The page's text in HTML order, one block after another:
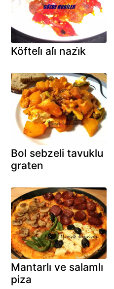
Köfteli̇ ali̇ nazi̇k
Bol sebzeli tavuklu
graten
Mantarlı ve salamlı
piza